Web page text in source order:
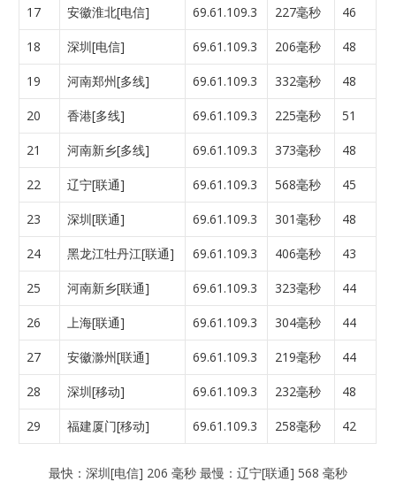
17 安徽淮北[电信] 69.61.109.3 227毫秒 46
18 深圳[电信] 69.61.109.3 206毫秒 48
19 河南郑州[多线] 69.61.109.3 332毫秒 48
20 香港[多线] 69.61.109.3 225毫秒 51
21 河南新乡[多线] 69.61.109.3 373毫秒 48
22 辽宁[联通] 69.61.109.3 568毫秒 45
23 深圳[联通] 69.61.109.3 301毫秒 48
24 黑龙江牡丹江[联通] 69.61.109.3 406毫秒 43
25 河南新乡[联通] 69.61.109.3 323毫秒 44
26 上海[联通] 69.61.109.3 304毫秒 44
27 安徽滁州[联通] 69.61.109.3 219毫秒 44
28 深圳[移动] 69.61.109.3 232毫秒 48
29 福建厦门[移动] 69.61.109.3 258毫秒 42
最快：深圳[电信] 206 毫秒 最慢：辽宁[联通] 568 毫秒